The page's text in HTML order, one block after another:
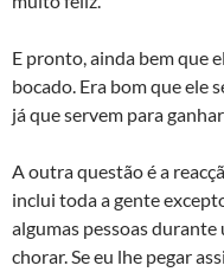
E pronto, ainda bem que
bocado. Era bom que ele
já que servem para
A outra questão é a
inclui toda a gente
algumas pessoas durante
chorar. Se eu lhe pegar